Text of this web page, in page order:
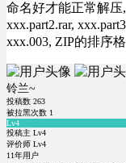
命名好才能正常解压
xxx.part2.rar,
xxx.003, ZIP的排序
铃兰~
投稿数 263
被拉黑次数 1
Lv4
投稿主 Lv4
评价师 Lv4
11年用户